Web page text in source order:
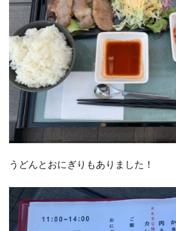
うどんとおにぎりもありました！